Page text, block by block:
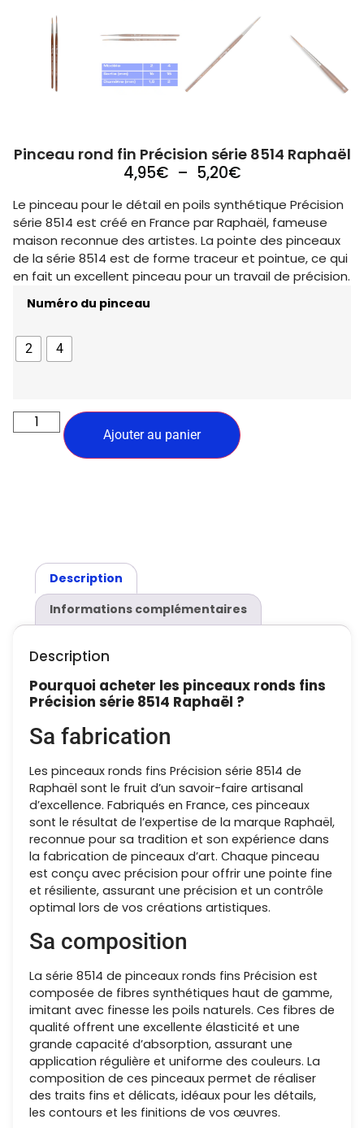
Pinceau rond fin Précision série 8514 Raphaël
4,95€ – 5,20€
Le pinceau pour le détail en poils synthétique Précision
série 8514 est créé en France par Raphaël, fameuse
maison reconnue des artistes. La pointe des pinceaux
de la série 8514 est de forme traceur et pointue, ce qui
en fait un excellent pinceau pour un travail de précision.
Numéro du pinceau
2 4
Ajouter au panier
Description
Informations complémentaires
Description
Pourquoi acheter les pinceaux ronds fins
Précision série 8514 Raphaël ?
Sa fabrication
Les pinceaux ronds fins Précision série 8514 de
Raphaël sont le fruit d’un savoir-faire artisanal
d’excellence. Fabriqués en France, ces pinceaux
sont le résultat de l’expertise de la marque Raphaël,
reconnue pour sa tradition et son expérience dans
la fabrication de pinceaux d’art. Chaque pinceau
est conçu avec précision pour offrir une pointe fine
et résiliente, assurant une précision et un contrôle
optimal lors de vos créations artistiques.
Sa composition
La série 8514 de pinceaux ronds fins Précision est
composée de fibres synthétiques haut de gamme,
imitant avec finesse les poils naturels. Ces fibres de
qualité offrent une excellente élasticité et une
grande capacité d’absorption, assurant une
application régulière et uniforme des couleurs. La
composition de ces pinceaux permet de réaliser
des traits fins et délicats, idéaux pour les détails,
les contours et les finitions de vos œuvres.